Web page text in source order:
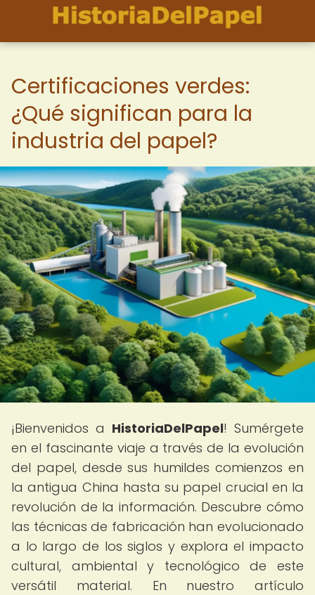
Certificaciones verdes:
¿Qué significan para la
industria del papel?
¡Bienvenidos a HistoriaDelPapel! Sumérgete
en el fascinante viaje a través de la evolución
del papel, desde sus humildes comienzos en
la antigua China hasta su papel crucial en la
revolución de la información. Descubre cómo
las técnicas de fabricación han evolucionado
a lo largo de los siglos y explora el impacto
cultural, ambiental y tecnológico de este
versátil material. En nuestro artículo